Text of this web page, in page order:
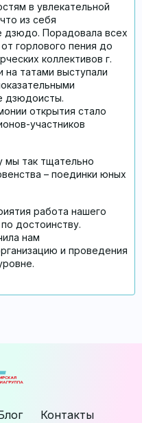
в увлекательной
из себя
дзюдо. Порадовала всех
горлового пения до
коллективов г.
татами выступали
дзюдоисты.
открытия стало
участников
мы так тщательно
– поединки юных
работа нашего
достоинству.
нам
и проведения
Контакты